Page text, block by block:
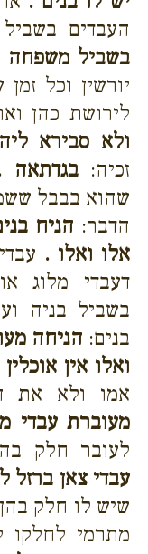
העבדים
בשביל משפחה
יורשין וכל
לירושת כהן
ולא סבירא
זכיה:בגדתאה
שהוא בבבל
הדבר: הניח
אלו ואלו .
דעבדי מלוג
בשביל בניה
בנים: הניחה
ואלו אין
אמו ולא את
מעוברת עבדי
לעובר חלק
עבדי צאן ברזל
שיש לו חלק בהן
מתרמי לחלקו